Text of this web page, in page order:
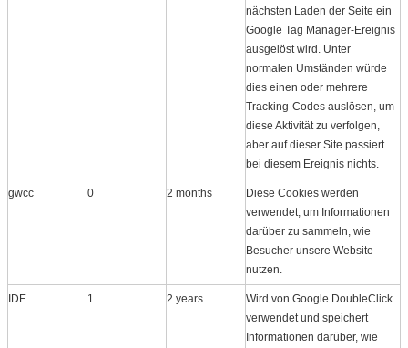
nächsten Laden der Seite ein
Google Tag Manager-Ereignis
ausgelöst wird. Unter
normalen Umständen würde
dies einen oder mehrere
Tracking-Codes auslösen, um
diese Aktivität zu verfolgen,
aber auf dieser Site passiert
bei diesem Ereignis nichts.
gwcc 0 2 months
Diese Cookies werden
verwendet, um Informationen
darüber zu sammeln, wie
Besucher unsere Website
nutzen.
IDE 1 2 years
Wird von Google DoubleClick
verwendet und speichert
Informationen darüber, wie